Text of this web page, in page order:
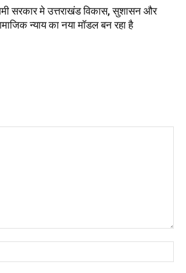
सरकार मे उत्तराखंड विकास, सुशासन और
न्याय का नया मॉडल बन रहा है